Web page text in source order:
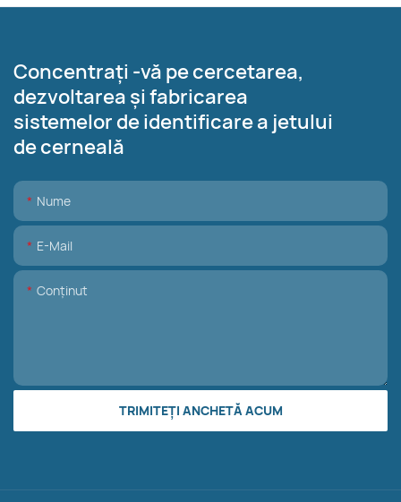
Concentrați -vă pe cercetarea,
dezvoltarea și fabricarea
sistemelor de identificare a jetului
de cerneală
Nume
E-Mail
Conţinut
TRIMITEȚI ANCHETĂ ACUM